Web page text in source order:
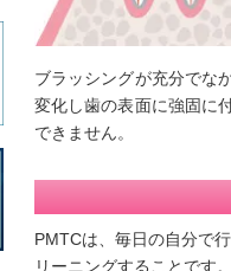
ブラッシングが充分でな
変化し歯の表面に強固に
できません。
PMTCは、毎日の自分で
リーニングすることです。